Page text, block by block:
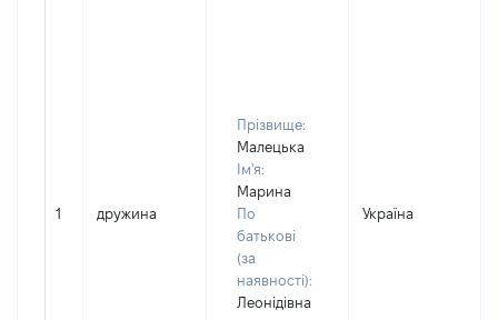
1 дружина
Прізвище:
Малецька
Ім'я:
Марина
По
батькові
(за
наявності):
Леонідівна
Україна